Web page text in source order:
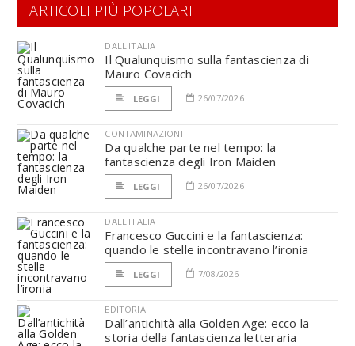
ARTICOLI PIÙ POPOLARI
DALL'ITALIA
Il Qualunquismo sulla fantascienza di
Mauro Covacich
LEGGI 26/07/2026
CONTAMINAZIONI
Da qualche parte nel tempo: la
fantascienza degli Iron Maiden
LEGGI 26/07/2026
DALL'ITALIA
Francesco Guccini e la fantascienza:
quando le stelle incontravano l’ironia
LEGGI 7/08/2026
EDITORIA
Dall’antichità alla Golden Age: ecco la
storia della fantascienza letteraria